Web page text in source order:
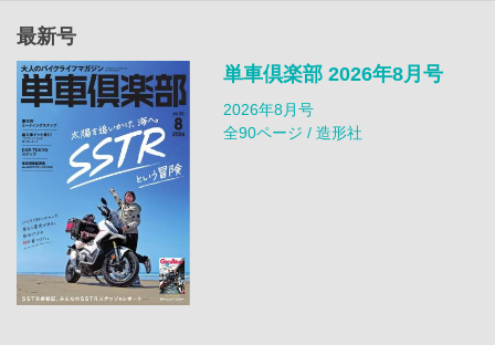
最新号
単車倶楽部 2026年8月号
2026年8月号
全90ページ / 造形社